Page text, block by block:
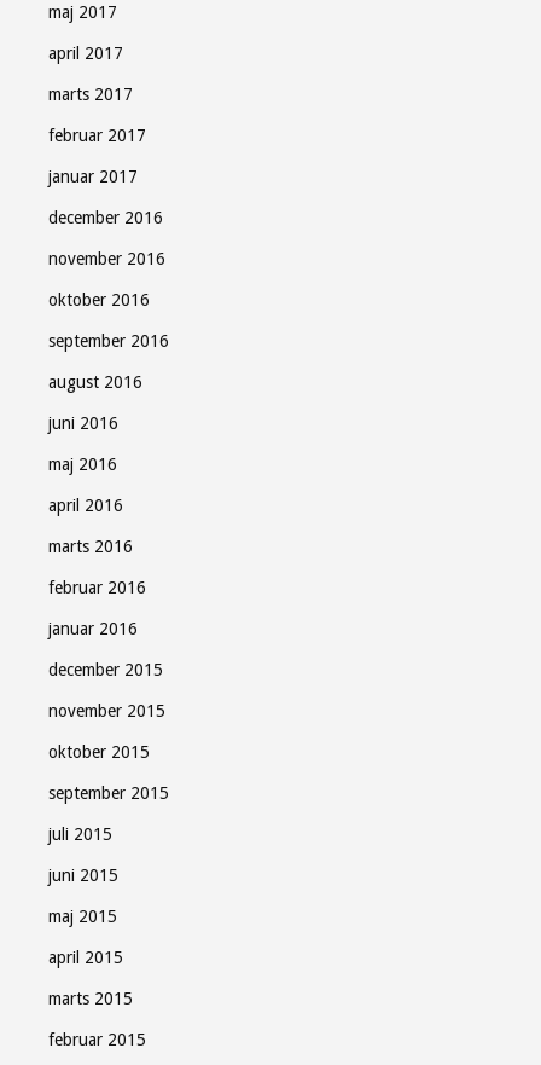
maj 2017
april 2017
marts 2017
februar 2017
januar 2017
december 2016
november 2016
oktober 2016
september 2016
august 2016
juni 2016
maj 2016
april 2016
marts 2016
februar 2016
januar 2016
december 2015
november 2015
oktober 2015
september 2015
juli 2015
juni 2015
maj 2015
april 2015
marts 2015
februar 2015